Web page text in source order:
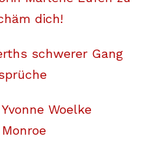
dich!
schwerer Gang
Woelke